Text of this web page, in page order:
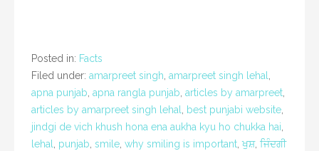
Posted in: Facts
Filed under: amarpreet singh amarpreet singh lehal
apna punjab apna rangla punjab articles by amarpreet
articles by amarpreet singh lehal
best punjabi website
jindgi de vich khush hona ena aukha kyu ho chukka hai
lehal
punjab smile why smiling is important ,ਖੁਸ਼, ਜਿੰਦਗੀ